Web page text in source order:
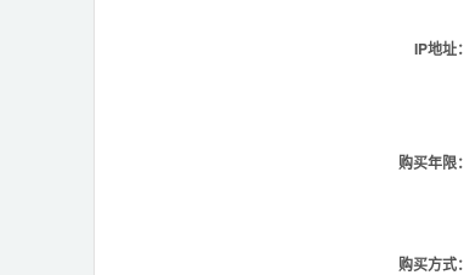
IP地址：
购买年限：
购买方式：